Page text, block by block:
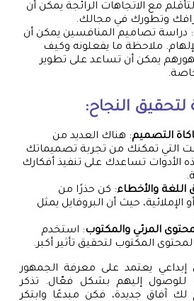
مع الاتجاهات الرائجة يمكن أن
وتطورك في مجالك.
: دراسة تصاميم المنافسين يمكن أن
ملاحظة ما يفعلونه وكيف
يمكن أن تساعد على تطوير
النجاح:
التصميم: هناك العديد من
التي تمكنك من تجربة تصميماتك
الأدوات تساعدك على تنفيذ أفكارك
والأخطاء: كن حذرًا من
الإملائية، حيث أن البروفايل يمثل
المرئي والمكتوب: استخدم
المكتوب لتحقيق تأثير أكبر.
إبداعي يعتمد على معرفة الجمهور
للوصول إليهم بشكل فعّال. تذكر
لك آفاق جديدة، فكن مبدعًا وابتكر